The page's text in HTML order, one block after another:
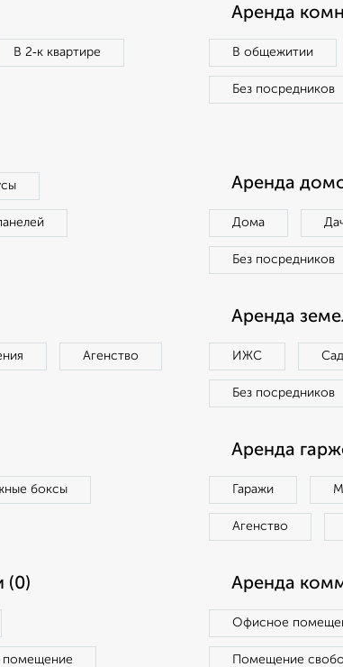
В 2‑к квартире
Аренда
В общежитии
Без посредников
Аренда
Дома
Без посредников
Агенство
Аренда
ИЖС
Без посредников
боксы
Аренда
Гаражи
Агенство
(0)
помещение
Аренда
Офисное
Помещение